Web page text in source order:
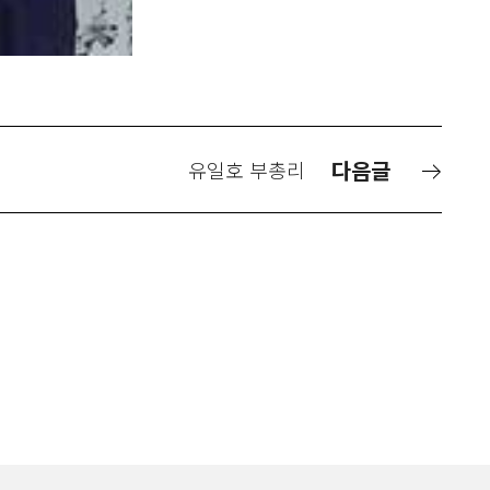
유일호 부총리 다음글